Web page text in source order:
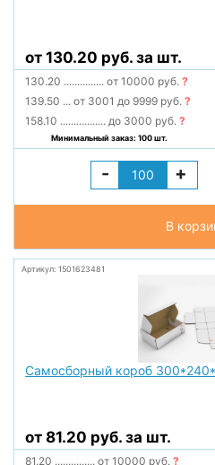
от 130.20 руб. за шт.
130.20 ............... от 10000 руб.?
139.50 ... от 3001 до 9999 руб.?
158.10 ................. до 3000 руб.?
Минимальный заказ: 100 шт.
- +
В
Артикул: 1501623481
Самосборный короб
от 81.20 руб. за шт.
81.20 ............... от 10000 руб.?